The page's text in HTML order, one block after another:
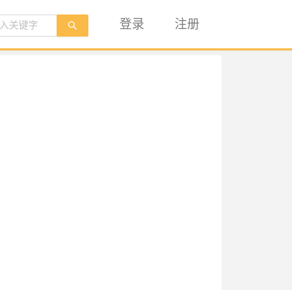
登录 注册